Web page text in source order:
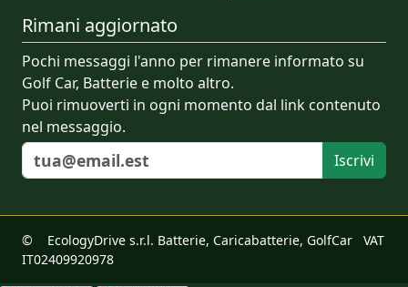
Rimani aggiornato
Pochi messaggi l'anno per rimanere informato su
Golf Car, Batterie e molto altro.
Puoi rimuoverti in ogni momento dal link contenuto
nel messaggio.
© EcologyDrive s.r.l. Batterie, Caricabatterie, GolfCar VAT
IT02409920978